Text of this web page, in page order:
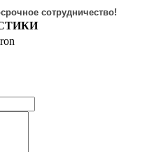
сотрудничество!